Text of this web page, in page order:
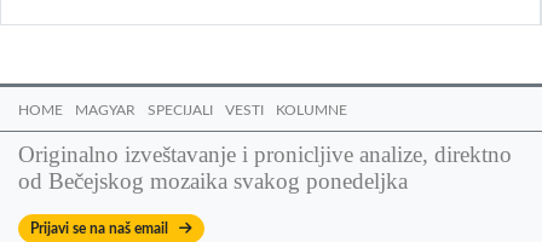
HOME MAGYAR SPECIJALI VESTI KOLUMNE
Originalno izveštavanje i pronicljive analize, direktno
od Bečejskog mozaika svakog ponedeljka
Prijavi se na naš email